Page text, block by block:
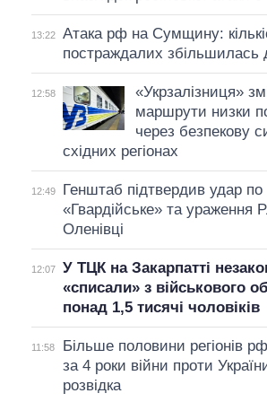
13:22
Атака рф на Сумщину:
постраждалих збільшилась
12:58
«Укрзалізниця»
маршрути низки
через безпекову
східних регіонах
12:49
Генштаб підтвердив удар
«Гвардійське» та ураження
Оленівці
12:07
У ТЦК на Закарпатті
«списали» з військового
понад 1,5 тисячі чоловіків
11:58
Більше половини регіонів
за 4 роки війни проти
розвідка